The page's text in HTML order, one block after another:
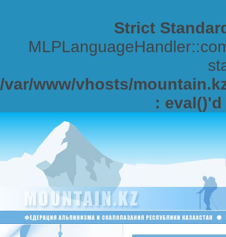
Strict
/var/www/vhosts/
: